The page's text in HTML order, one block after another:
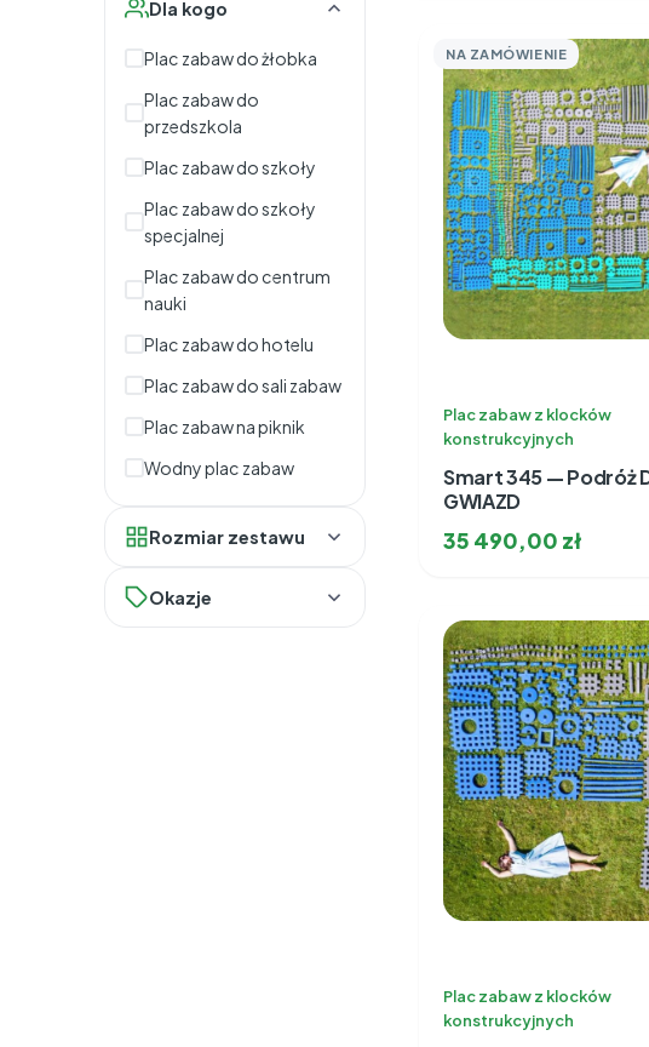
Dla kogo
Plac zabaw do żłobka
Plac zabaw do
przedszkola
Plac zabaw do szkoły
Plac zabaw do szkoły
specjalnej
Plac zabaw do centrum
nauki
Plac zabaw do hotelu
Plac zabaw do sali zabaw
Plac zabaw na piknik
Wodny plac zabaw
Rozmiar zestawu
Wielkie klocki
Okazje
NA ZAMÓWIENIE
Plac zabaw z klocków
konstrukcyjnych
Smart 345 — Podróż
GWIAZD
35 490,00 zł
Plac zabaw z klocków
konstrukcyjnych